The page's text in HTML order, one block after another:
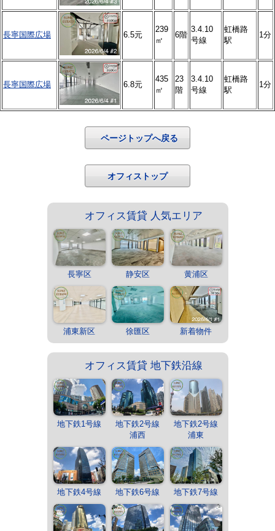
長寧国際広場 6.5元
239
㎡
6階
3.4.10
号線
虹橋路
駅
1分
長寧国際広場 6.8元
435
㎡
23
階
3.4.10
号線
虹橋路
駅
1分
ページトップへ戻る
オフィストップ
オフィス賃貸 人気エリア
長寧区 静安区 黄浦区
浦東新区 徐匯区 新着物件
オフィス賃貸 地下鉄沿線
地下鉄1号線
地下鉄2号線
浦西
地下鉄2号線
浦東
地下鉄4号線 地下鉄6号線 地下鉄7号線